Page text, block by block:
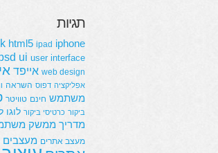
תגיות
html5 ipad iphone
ui user interface
web design אייפד
אפליקציה דפוס השראה
משתמש חינם טוויטר
ביקור כרטיסי ביקור לוגו
מדריך ממשק
מעצב אתרים מעצבים